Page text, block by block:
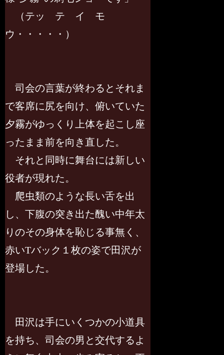
（テッ テ イ モ
ウ・・・・・）
司会の言葉が終わるとそれま
で客席に尻を向け、俯いていた
夕霧がゆっくり上体を起こし座
ったまま前を向き直した。
それと同時に舞台には新しい
役者が現れた。
爬虫類のような長い舌を出
し、下腹の突き出た醜い中年太
りのその身体を恥じる事無く、
赤いTバック１枚の姿で田沢が
登場した。
田沢は手にいくつかの小道具
を持ち、司会の男と交代するよ